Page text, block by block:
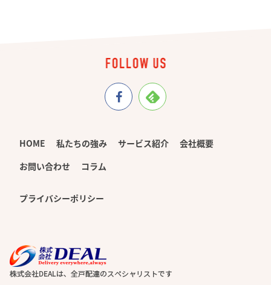
HOME 私たちの強み サービス紹介
会社概要
お問い合わせ
コラム
プライバシーポリシー